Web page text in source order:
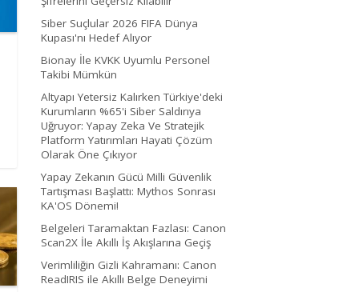
Siber Suçlular 2026 FIFA Dünya
Kupası'nı Hedef Alıyor
Bionay İle KVKK Uyumlu Personel
Takibi Mümkün
Altyapı Yetersiz Kalırken Türkiye'deki
Kurumların %65'i Siber Saldırıya
Uğruyor: Yapay Zeka Ve Stratejik
Platform Yatırımları Hayati Çözüm
Olarak Öne Çıkıyor
Yapay Zekanın Gücü Milli Güvenlik
Tartışması Başlattı: Mythos Sonrası
KA'OS Dönemi!
Belgeleri Taramaktan Fazlası: Canon
Scan2X İle Akıllı İş Akışlarına Geçiş
Verimliliğin Gizli Kahramanı: Canon
ReadIRIS ile Akıllı Belge Deneyimi